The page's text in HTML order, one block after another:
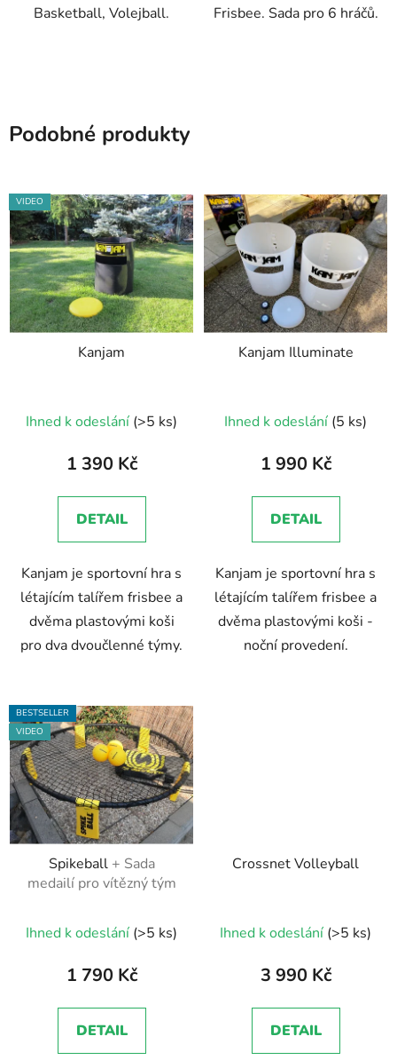
Basketball, Volejball. Frisbee. Sada pro 6 hráčů.
Podobné produkty
VIDEO
Kanjam
hodnocení
produktu
5,0
z
hvězdiček.
Ihned k odeslání (>5 ks)
1 390 Kč
DETAIL
Kanjam je sportovní hra s
létajícím talířem frisbee a
dvěma plastovými koši
pro dva dvoučlenné týmy.
Kanjam Illuminate
hodnocení
produktu
5,0
z
hvězdiček.
Ihned k odeslání (5 ks)
1 990 Kč
DETAIL
Kanjam je sportovní hra s
létajícím talířem frisbee a
dvěma plastovými koši -
noční provedení.
BESTSELLER
VIDEO
Spikeball + Sada
medailí pro vítězný tým
hodnocení
produktu
5,0
z
Ihned k odeslání (>5 ks)
1 790 Kč
DETAIL
Crossnet Volleyball
Ihned k odeslání (>5 ks)
3 990 Kč
DETAIL